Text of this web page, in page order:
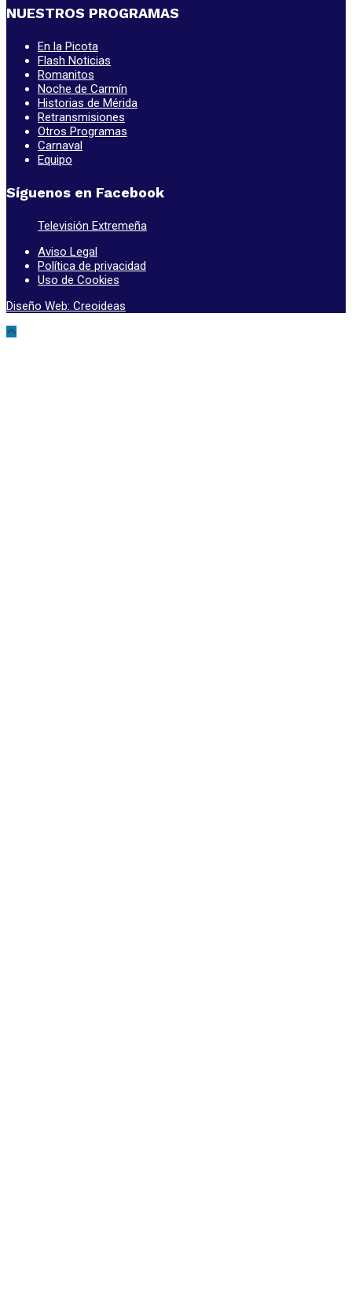
NUESTROS PROGRAMAS
En la Picota
Flash Noticias
Romanitos
Noche de Carmín
Historias de Mérida
Retransmisiones
Otros Programas
Carnaval
Equipo
Síguenos en Facebook
Televisión Extremeña
Aviso Legal
Política de privacidad
Uso de Cookies
Diseño Web: Creoideas